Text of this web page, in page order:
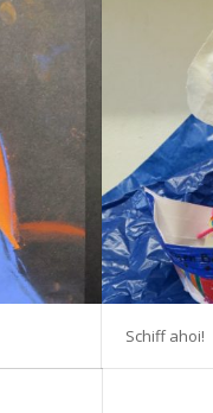
Schiff ahoi!